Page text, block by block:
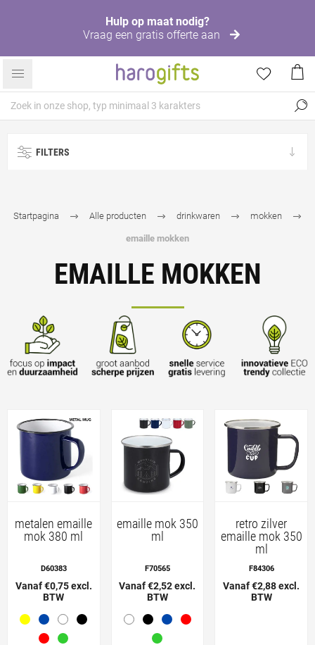
Hulp op maat nodig?
Vraag een gratis offerte aan
FILTERS
Startpagina Alle producten drinkwaren mokken
emaille mokken
EMAILLE MOKKEN
metalen emaille
mok 380 ml
D60383
Vanaf €0,75 excl.
BTW
emaille mok 350
ml
F70565
Vanaf €2,52 excl.
BTW
retro zilver
emaille mok 350
ml
F84306
Vanaf €2,88 excl.
BTW